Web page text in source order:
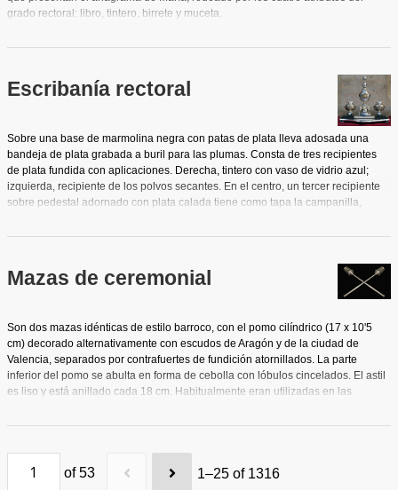
grado rectoral: libro, tintero, birrete y muceta.
Escribanía rectoral
Sobre una base de marmolina negra con patas de plata lleva adosada una
bandeja de plata grabada a buril para las plumas. Consta de tres recipientes
de plata fundida con aplicaciones. Derecha, tintero con vaso de vidrio azul;
izquierda, recipiente de los polvos secantes. En el centro, un tercer recipiente
sobre pedestal adornado con plata calada tiene como tapa la campanilla,
Mazas de ceremonial
Son dos mazas idénticas de estilo barroco, con el pomo cilíndrico (17 x 10'5
cm) decorado alternativamente con escudos de Aragón y de la ciudad de
Valencia, separados por contrafuertes de fundición atornillados. La parte
inferior del pomo se abulta en forma de cebolla con lóbulos cincelados. El astil
es liso y está anillado cada 18 cm. Habitualmente eran utilizadas en las
of 53 1–25 of 1316